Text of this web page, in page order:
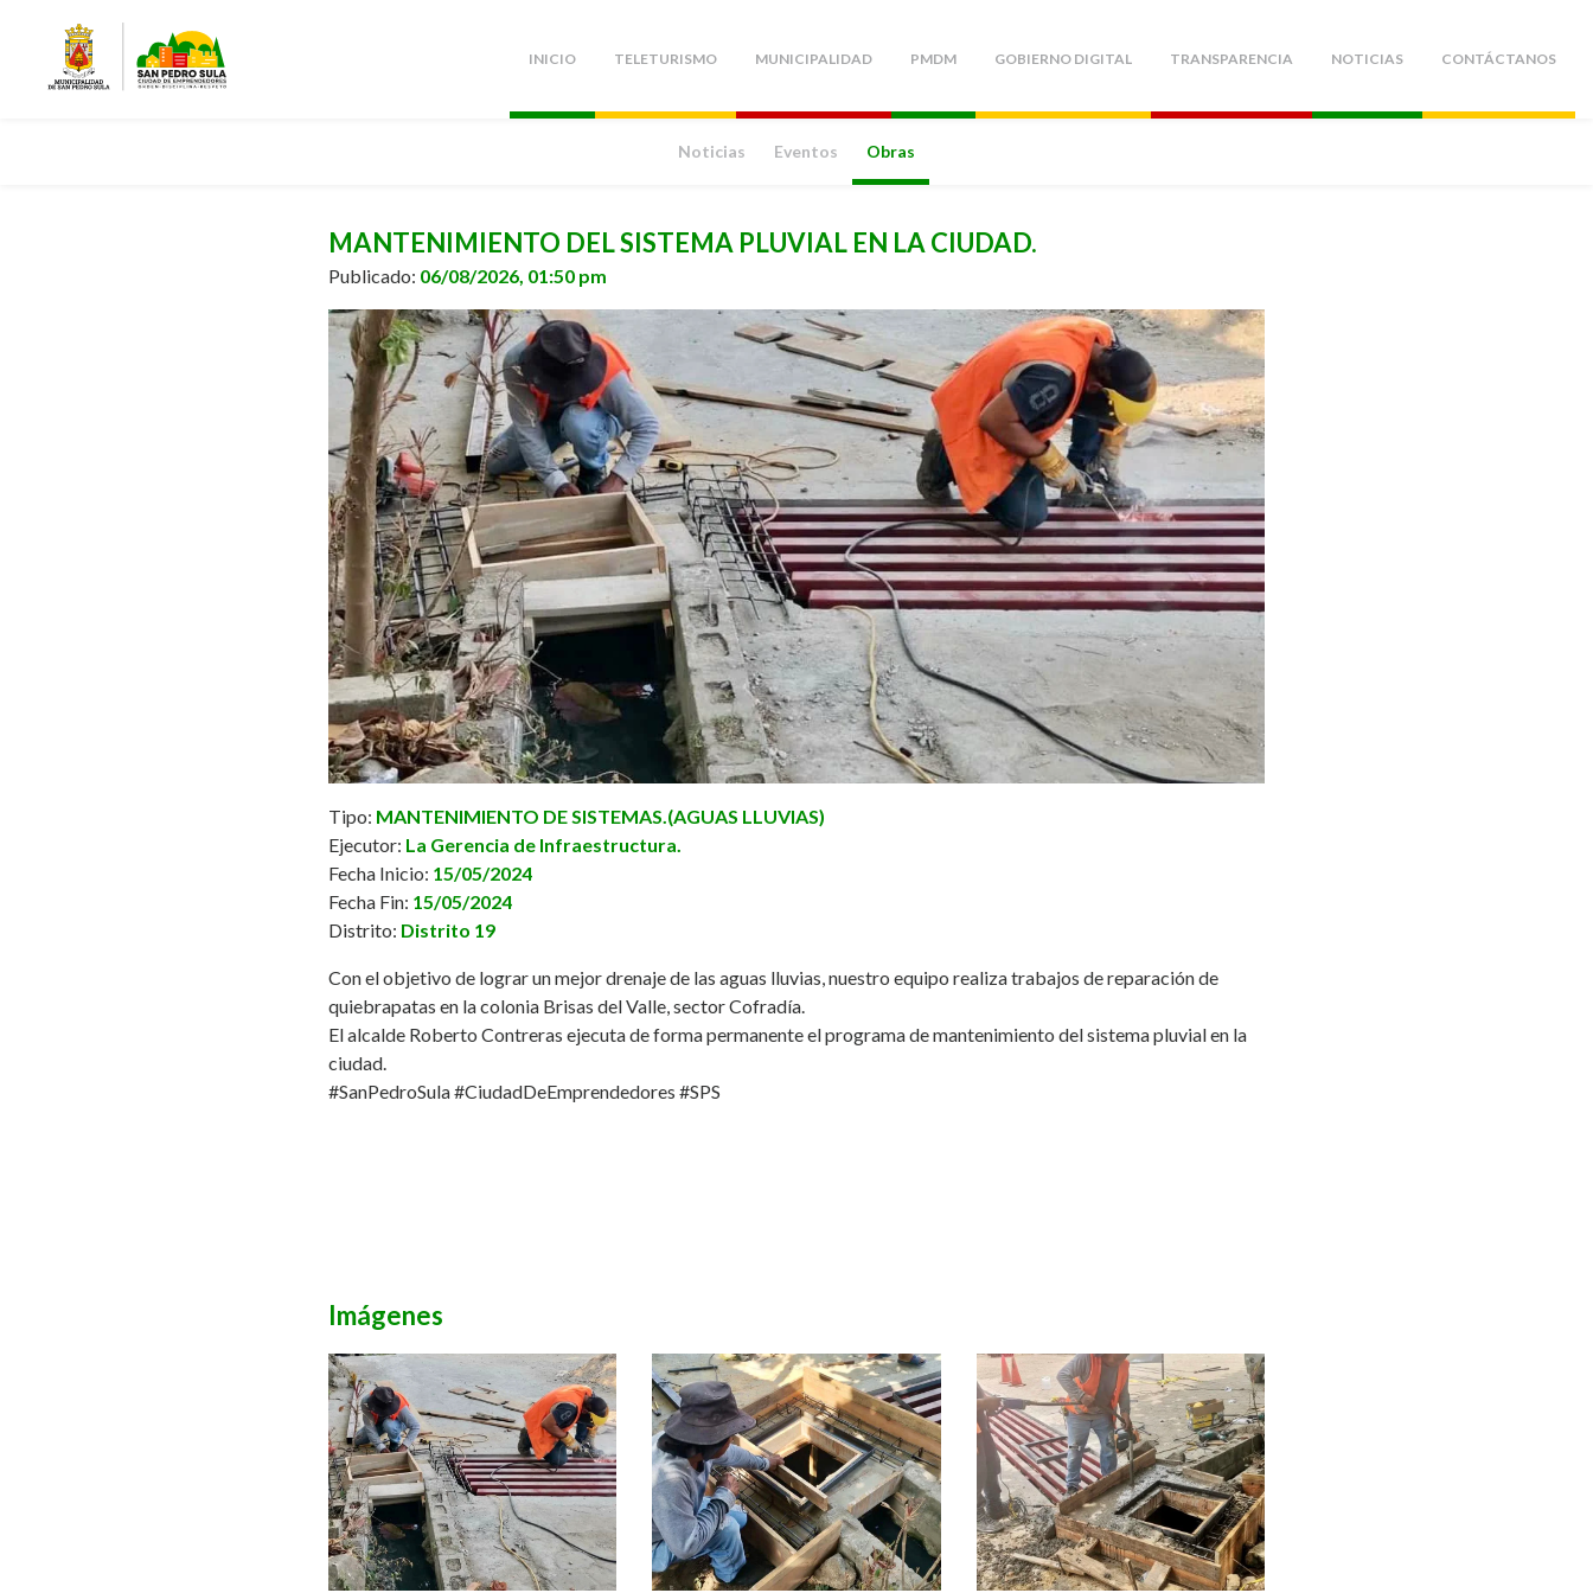
INICIO TELETURISMO MUNICIPALIDAD PMDM GOBIERNO DIGITAL TRANSPARENCIA NOTICIAS CONTÁCTANOS
Noticias Eventos Obras
MANTENIMIENTO DEL SISTEMA PLUVIAL EN LA CIUDAD.
Publicado: 06/08/2026, 01:50 pm
Tipo: MANTENIMIENTO DE SISTEMAS.(AGUAS LLUVIAS)
Ejecutor: La Gerencia de Infraestructura.
Fecha Inicio: 15/05/2024
Fecha Fin: 15/05/2024
Distrito: Distrito 19
Con el objetivo de lograr un mejor drenaje de las aguas lluvias, nuestro equipo realiza trabajos de reparación de
quiebrapatas en la colonia Brisas del Valle, sector Cofradía.
El alcalde Roberto Contreras ejecuta de forma permanente el programa de mantenimiento del sistema pluvial en la
ciudad.
#SanPedroSula#CiudadDeEmprendedores #SPS
Imágenes